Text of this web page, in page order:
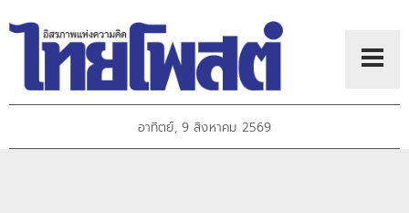
อาทิตย์, 9 สิงหาคม 2569